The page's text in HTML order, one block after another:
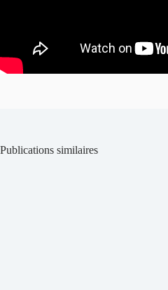
Publications similaires